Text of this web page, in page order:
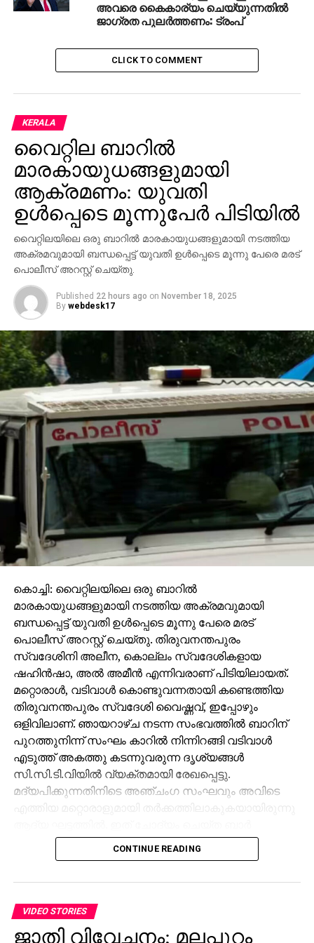
കൊണ്ടുവരാന്‍ മന്ത്രാലയം ശ്രമിക്കുന്നുണ്ട്.
അന്താരാഷ്ട്ര കമ്പനികളുമായി പങ്കാളിത്ത കരാര്‍
വെളിപ്പെടുത്തി. പ്രാദേശികമായി പ്രവര്‍ത്തിക്കുന്ന
കമ്പനികള്‍ക്ക് സര്‍ക്കാര്‍ കോണ്‍ട്രാക്റ്റുകള്‍
എളുപ്പത്തില്‍ ലഭിക്കുന്നതിനായി തയ്യാറാക്കിയ
തന്നെ വേറിട്ട് നില്‍ക്കുന്ന ഒരു വെബ്‌സൈറ്റാണ് ഇത്.
രജിസ്റ്റര്‍ ചെയ്ത കമ്പനികള്‍ക്ക് കരാര്‍ ലഭിച്ചുവെന്ന
ഉറപ്പ് വരുത്താന്‍ മന്ത്രാലയം ശ്രദ്ധിക്കുന്നുണ്ട്. ഒരു
കരാറും ലഭിക്കാത്തവര്‍ തങ്ങളെ സമീപിച്ചാല്‍ അനൂകൂല
സമീപനം ലഭിക്കുമെന്നും തലബ് വെളിപ്പെടുത്തി.
RELATED TOPICS: FUTURE PROJECTS
UP NEXT
മഹാത്മാ ഗാന്ധി വധത്തില്‍ പുനരന്വേഷണം
വേണമെന്ന ഹര്‍ജി സുപ്രീം കോടതി തളളി
DON'T MISS
ഖത്തറും റഷ്യയും സൈനിക, ഊര്‍ജ, നിക്ഷേപ
സഹകരണം ശക്തമാക്കും
അവരെ കൈകാര്യം ചെയ്യുന്നതില്‍
ജാഗ്രത പുലര്‍ത്തണം: ട്രംപ്
CLICK TO COMMENT
KERALA
വൈറ്റില ബാറില്‍
മാരകായുധങ്ങളുമായി
ആക്രമണം: യുവതി
ഉള്‍പ്പെടെ മൂന്നുപേര്‍ പിടിയില്‍
വൈറ്റിലയിലെ ഒരു ബാറില്‍ മാരകായുധങ്ങളുമായി നടത്തിയ
അക്രമവുമായി ബന്ധപ്പെട്ട് യുവതി ഉള്‍പ്പെടെ മൂന്നു പേരെ മരട്
പൊലീസ് അറസ്റ്റ് ചെയ്തു.
Published 22 hours ago on November 18, 2025
By webdesk17
കൊച്ചി: വൈറ്റിലയിലെ ഒരു ബാറില്‍
മാരകായുധങ്ങളുമായി നടത്തിയ അക്രമവുമായി
ബന്ധപ്പെട്ട് യുവതി ഉള്‍പ്പെടെ മൂന്നു പേരെ മരട്
പൊലീസ് അറസ്റ്റ് ചെയ്തു. തിരുവനന്തപുരം
സ്വദേശിനി അലീന, കൊല്ലം സ്വദേശികളായ
ഷഹിന്‍ഷാ, അല്‍ അമീന്‍ എന്നിവരാണ് പിടിയിലായത്.
മറ്റൊരാള്‍, വടിവാള്‍ കൊണ്ടുവന്നതായി കണ്ടെത്തിയ
തിരുവനന്തപുരം സ്വദേശി വൈഷ്ണവ്, ഇപ്പോഴും
ഒളിവിലാണ്. ഞായറാഴ്ച നടന്ന സംഭവത്തില്‍ ബാറിന്
പുറത്തുനിന്ന് സംഘം കാറില്‍ നിന്നിറങ്ങി വടിവാള്‍
എടുത്ത് അകത്തു കടന്നുവരുന്ന ദൃശ്യങ്ങള്‍
സി.സി.ടി.വിയില്‍ വ്യക്തമായി രേഖപ്പെട്ടു.
മദ്യപിക്കുന്നതിനിടെ അഞ്ചംഗ സംഘവും അവിടെ
ജീവനക്കാരുമായി സംഘര്‍ഷം ശക്തമായി. പ്രതികളുടെ
സംഘം ആദ്യം ബാറില്‍ നിന്ന് പുറത്തുപോയെങ്കിലും,
ജീവനക്കാര്‍ക്ക് മര്‍ദനമേല്‍ക്കുകയും അക്രമം
ആവര്‍ത്തിച്ച് അഞ്ചുതവണ വരെ തിരിച്ചെത്തി
CONTINUE READING
VIDEO STORIES
ജാതി വിവേചനം; മലപ്പുറം